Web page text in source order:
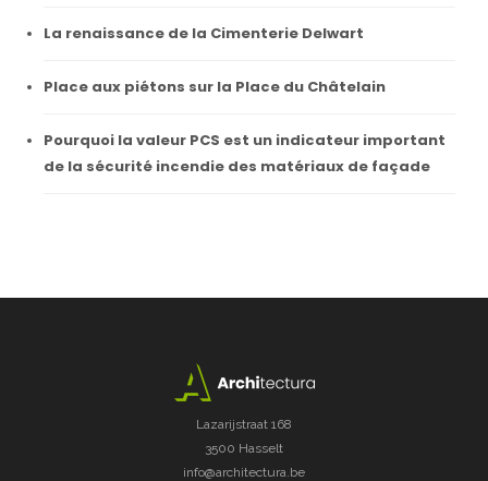
La renaissance de la Cimenterie Delwart
Place aux piétons sur la Place du Châtelain
Pourquoi la valeur PCS est un indicateur important
de la sécurité incendie des matériaux de façade
Lazarijstraat 168
3500 Hasselt
info@architectura.be